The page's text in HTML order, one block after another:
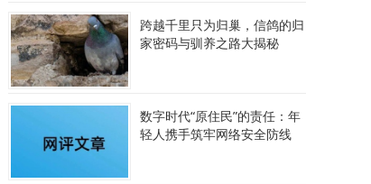
跨越千里只为归巢，信鸽的归
家密码与驯养之路大揭秘
数字时代“原住民”的责任：年
轻人携手筑牢网络安全防线